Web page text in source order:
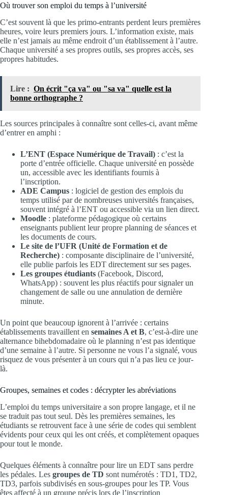
Où trouver son emploi du temps à l’université
C’est souvent là que les primo-entrants perdent leurs premières
heures, voire leurs premiers jours. L’information existe, mais
elle n’est jamais au même endroit d’un établissement à l’autre.
Chaque université a ses propres outils, ses propres accès, ses
propres habitudes.
Lire : On écrit "ça va" ou "sa va" quelle est la
bonne orthographe ?
Les sources principales à connaître sont celles-ci, avant même
d’entrer en amphi :
L’ENT (Espace Numérique de Travail) : c’est la
porte d’entrée officielle. Chaque université en possède
un, accessible avec les identifiants fournis à
l’inscription.
ADE Campus : logiciel de gestion des emplois du
temps utilisé par de nombreuses universités françaises,
souvent intégré à l’ENT ou accessible via un lien direct.
Moodle : plateforme pédagogique où certains
enseignants publient leur propre planning de séances et
les documents de cours.
Le site de l’UFR (Unité de Formation et de
Recherche) : composante disciplinaire de l’université,
elle publie parfois les EDT directement sur ses pages.
Les groupes étudiants (Facebook, Discord,
WhatsApp) : souvent les plus réactifs pour signaler un
changement de salle ou une annulation de dernière
minute.
Un point que beaucoup ignorent à l’arrivée : certains
établissements travaillent en semaines A et B, c’est-à-dire une
alternance bihebdomadaire où le planning n’est pas identique
d’une semaine à l’autre. Si personne ne vous l’a signalé, vous
risquez de vous présenter à un cours qui n’a pas lieu ce jour-
là.
Groupes, semaines et codes : décrypter les abréviations
L’emploi du temps universitaire a son propre langage, et il ne
se traduit pas tout seul. Dès les premières semaines, les
étudiants se retrouvent face à une série de codes qui semblent
évidents pour ceux qui les ont créés, et complètement opaques
pour tout le monde.
Quelques éléments à connaître pour lire un EDT sans perdre
les pédales. Les groupes de TD sont numérotés : TD1, TD2,
TD3, parfois subdivisés en sous-groupes pour les TP. Vous
êtes affecté à un groupe précis lors de l’inscription